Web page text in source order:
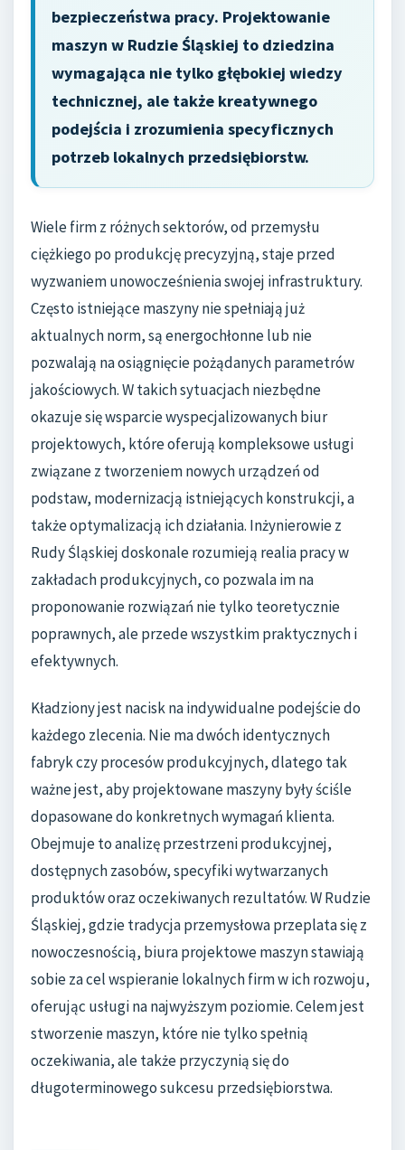
bezpieczeństwa pracy. Projektowanie
maszyn w Rudzie Śląskiej to dziedzina
wymagająca nie tylko głębokiej wiedzy
technicznej, ale także kreatywnego
podejścia i zrozumienia specyficznych
potrzeb lokalnych przedsiębiorstw.
Wiele firm z różnych sektorów, od przemysłu
ciężkiego po produkcję precyzyjną, staje przed
wyzwaniem unowocześnienia swojej infrastruktury.
Często istniejące maszyny nie spełniają już
aktualnych norm, są energochłonne lub nie
pozwalają na osiągnięcie pożądanych parametrów
jakościowych. W takich sytuacjach niezbędne
okazuje się wsparcie wyspecjalizowanych biur
projektowych, które oferują kompleksowe usługi
związane z tworzeniem nowych urządzeń od
podstaw, modernizacją istniejących konstrukcji, a
także optymalizacją ich działania. Inżynierowie z
Rudy Śląskiej doskonale rozumieją realia pracy w
zakładach produkcyjnych, co pozwala im na
proponowanie rozwiązań nie tylko teoretycznie
poprawnych, ale przede wszystkim praktycznych i
efektywnych.
Kładziony jest nacisk na indywidualne podejście do
każdego zlecenia. Nie ma dwóch identycznych
fabryk czy procesów produkcyjnych, dlatego tak
ważne jest, aby projektowane maszyny były ściśle
dopasowane do konkretnych wymagań klienta.
Obejmuje to analizę przestrzeni produkcyjnej,
dostępnych zasobów, specyfiki wytwarzanych
produktów oraz oczekiwanych rezultatów. W Rudzie
Śląskiej, gdzie tradycja przemysłowa przeplata się z
nowoczesnością, biura projektowe maszyn stawiają
sobie za cel wspieranie lokalnych firm w ich rozwoju,
oferując usługi na najwyższym poziomie. Celem jest
stworzenie maszyn, które nie tylko spełnią
oczekiwania, ale także przyczynią się do
długoterminowego sukcesu przedsiębiorstwa.